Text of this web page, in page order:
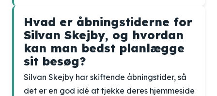
Hvad er åbningstiderne for
Silvan Skejby, og hvordan
kan man bedst planlægge
sit besøg?
Silvan Skejby har skiftende åbningstider, så
det er en god idé at tjekke deres hjemmeside